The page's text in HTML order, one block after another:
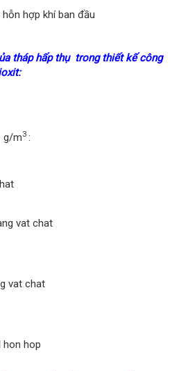
hợp khí ban đầu
tháp hấp thụ trong thiết kế công
:
g/m3 :